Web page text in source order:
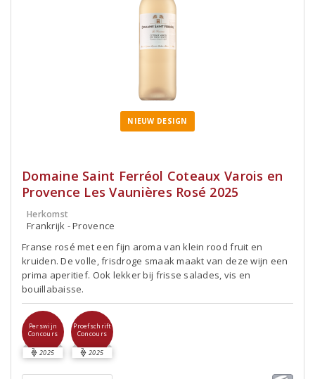
NIEUW DESIGN
Domaine Saint Ferréol Coteaux Varois en
Provence Les Vaunières Rosé 2025
Herkomst
Frankrijk - Provence
Franse rosé met een fijn aroma van klein rood fruit en
kruiden. De volle, frisdroge smaak maakt van deze wijn een
prima aperitief. Ook lekker bij frisse salades, vis en
bouillabaisse.
Perswijn
Concours
2025
Proefschrift
Concours
2025